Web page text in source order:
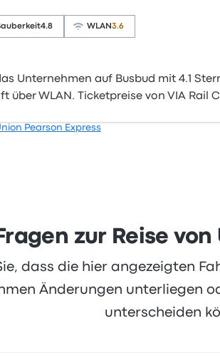
4.8 WLAN 3.6
Unternehmen auf Busbud mit 4.1
über WLAN. Ticketpreise von VIA Rail
Pearson Express
zur Reise
dass die hier angezeigten
Änderungen unterliegen
unterscheiden